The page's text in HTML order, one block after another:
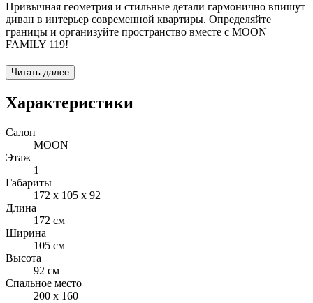
Привычная геометрия и стильные детали гармонично впишут
диван в интерьер современной квартиры. Определяйте
границы и организуйте пространство вместе с MOON
FAMILY 119!
Диван идеален для теплых семейных вечеров и просмотра ТВ.
Отдыхайте, не вставая с MOON FAMILY 119. Этот диван
изменит Ваш взгляд на функциональность!
учетом технологических и стилевых особенностей дивана.
Профессиональный подход к подбору типа и цвета ткани
позволяет находить наиболее удачное решение для каждого
Дизайна.
Для интерьера, собранного в современном стиле, подойдет
любой из представленных цветов.
Декоративные подушки входят в комплект.
Стежка на посадочном месте минимизирует возможность
растяжения обивочного материала, возникающую в процессе
эксплуатации.
Читать далее
Характеристики
Салон
MOON
Этаж
1
Габариты
172 x 105 x 92
Длина
172 см
Ширина
105 см
Высота
92 см
Спальное место
200 x 160